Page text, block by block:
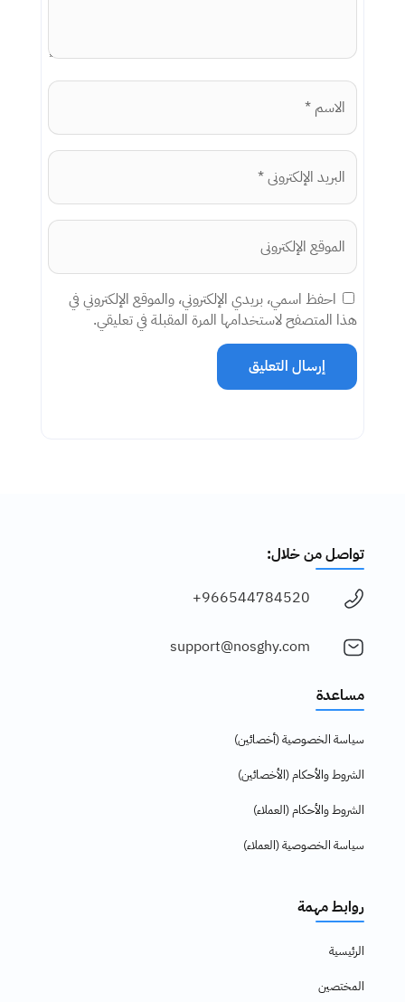
احفظ اسمي، بريدي الإلكتروني، والموقع الإلكتروني في
هذا المتصفح لاستخدامها المرة المقبلة في تعليقي.
إرسال التعليق
تواصل من خلال:
966544784520+
support@nosghy.com
مساعدة
سياسة الخصوصية (أخصائين)
الشروط والأحكام (الأخصائين)
الشروط والأحكام (العملاء)
سياسة الخصوصية (العملاء)
روابط مهمة
الرئيسية
المختصين